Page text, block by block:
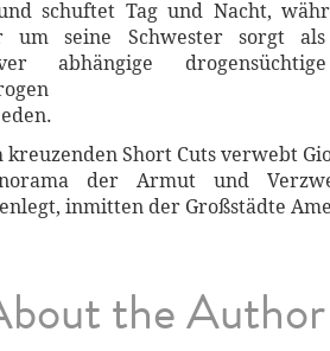
schuftet Tag und Nacht,
um seine Schwester sorgt
abhängige
kreuzenden Short Cuts verwebt
der Armut und
inmitten der Großstädte
the Author